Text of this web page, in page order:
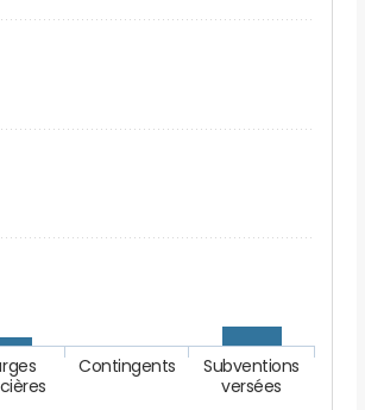
Contingents
Subventions
versées